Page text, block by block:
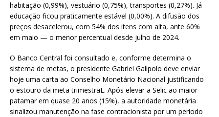
habitação (0,99%), vestuário (0,75%), transportes (0,27%). Já
educação ficou praticamente estável (0,00%). A difusão dos
preços desacelerou, com 54% dos itens com alta, ante 60%
em maio — o menor percentual desde julho de 2024.
O Banco Central foi consultado e, conforme determina o
sistema de metas, o presidente Gabriel Galipolo deve enviar
hoje uma carta ao Conselho Monetário Nacional justificando
o estouro da meta trimestraL. Após elevar a Selic ao maior
patamar em quase 20 anos (15%), a autoridade monetária
sinalizou manutenção na fase contracionista por um período